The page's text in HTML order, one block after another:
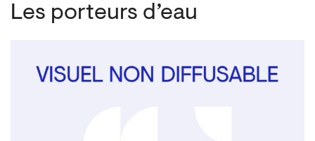
Les porteurs d’eau